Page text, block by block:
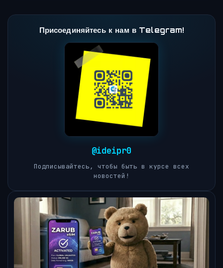
Присоединяйтесь к нам в Telegram!
@ideipr0
Подписывайтесь, чтобы быть в курсе всех
новостей!